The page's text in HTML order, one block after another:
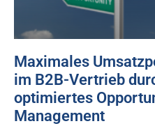
Maximales
im B2B-Vertrieb
optimiertes
Management